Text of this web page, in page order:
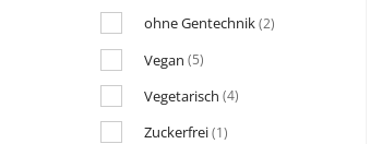
ohne Gentechnik(2)
Vegan (5)
Vegetarisch (4)
Zuckerfrei(1)